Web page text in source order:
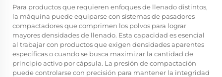
Para productos que requieren enfoques de llenado distintos,
la máquina puede equiparse con sistemas de pasadores
compactadores que comprimen los polvos para lograr
mayores densidades de llenado. Esta capacidad es esencial
al trabajar con productos que exigen densidades aparentes
específicas o cuando se busca maximizar la cantidad de
principio activo por cápsula. La presión de compactación
puede controlarse con precisión para mantener la integridad